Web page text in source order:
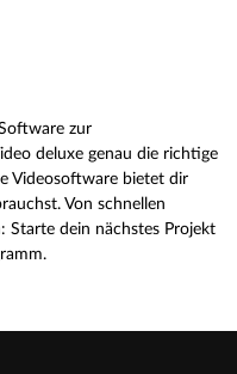
oben in der
zur
deluxe genau die richtige
Videosoftware bietet dir
Von schnellen
Starte dein nächstes Projekt